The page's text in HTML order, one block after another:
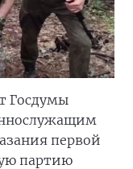
Госдумы
первой
партию